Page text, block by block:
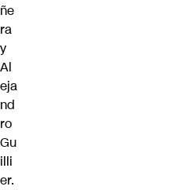
ñe
ra
y
Al
eja
nd
ro
Gu
illi
er.